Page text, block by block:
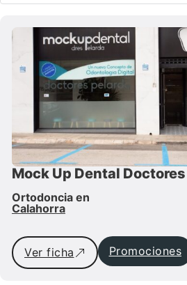
Mock Up Dental
Ortodoncia en
Calahorra
Ver ficha Promociones